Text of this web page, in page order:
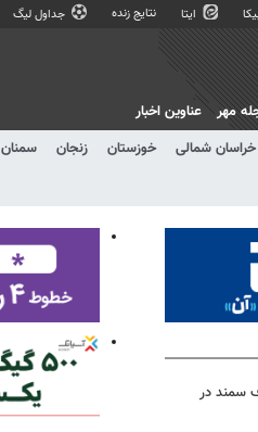
ایتا نتایج زنده جداول لیگ
خراسان شمالی خوزستان زنجان سمنان
مهر عناوین اخبار
سمند در